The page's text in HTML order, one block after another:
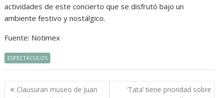
actividades de este concierto que se disfrutó bajo un
ambiente festivo y nostálgico.
Fuente: Notimex
ESPECTÁCULOS
Navegación
Clausuran museo de Juan
‘Tata’ tiene prioridad sobre